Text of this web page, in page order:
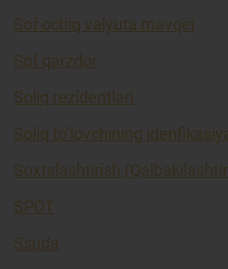
Sof ochiq valyuta mavqei
Sof qarzdor
Soliq rezidentlari
Soliq to’lovchining
Soxtalashtirish
SPOT
Ssuda